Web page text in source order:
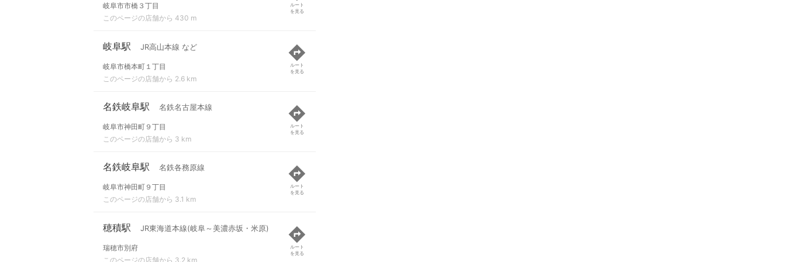
岐阜市市橋３丁目
このページの店舗から 430 m
ルート
を見る
岐阜駅 JR高山本線 など
岐阜市橋本町１丁目
このページの店舗から 2.6 km
ルート
を見る
名鉄岐阜駅 名鉄名古屋本線
岐阜市神田町９丁目
このページの店舗から 3 km
ルート
を見る
名鉄岐阜駅 名鉄各務原線
岐阜市神田町９丁目
このページの店舗から 3.1 km
ルート
を見る
穂積駅 JR東海道本線(岐阜～美濃赤坂・米原)
瑞穂市別府
このページの店舗から 3.2 km
ルート
を見る